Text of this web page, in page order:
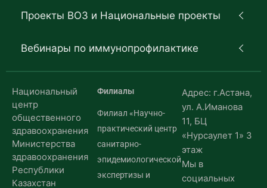
Проекты ВОЗ и Национальные проекты
Вебинары по иммунопрофилактике
Национальный
центр
общественного
здравоохранения
Министерства
здравоохранения
Республики
Казахстан
Филиалы
Филиал «Научно-
практический центр
санитарно-
эпидемиологической
экспертизы и
Адрес: г.Астана,
ул. А.Иманова
11, БЦ
«Нурсаулет 1» 3
этаж
Мы в
социальных